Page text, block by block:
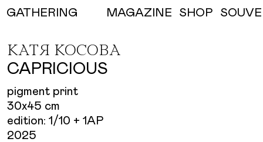
GATHERING MAGAZINE SHOP
КАТЯ КОСОВА
CAPRICIOUS
pigment print
30х45 cm
edition: 1/10 + 1AP
2025